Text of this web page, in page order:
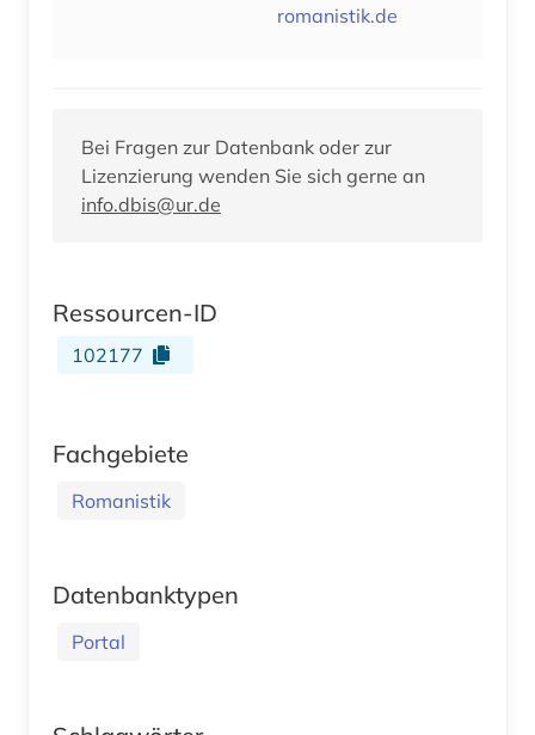
romanistik.de
Bei Fragen zur Datenbank oder zur
Lizenzierung wenden Sie sich gerne an
info.dbis@ur.de
Ressourcen-ID
102177
Fachgebiete
Romanistik
Datenbanktypen
Portal